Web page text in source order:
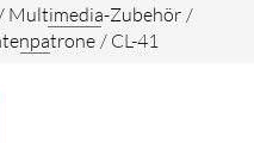
Multimedia-Zubehör /
/ CL-41